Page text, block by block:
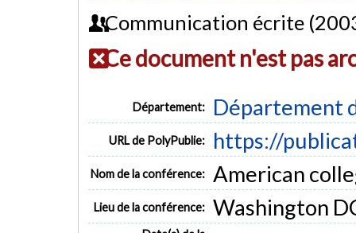
Communication écrite
Ce document n'est pas
Département: Département
URL de PolyPublie: https://
Nom de la conférence: American
Lieu de la conférence: Washington